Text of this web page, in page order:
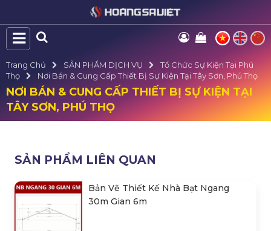
Trang Chủ SẢN PHẨM DỊCH VỤ
Tổ Chức Sự Kiện Tại Phú
Thọ
Nơi Bán & Cung Cấp Thiết Bị Sự Kiện Tại Tây Sơn, Phú Thọ
NƠI BÁN & CUNG CẤP THIẾT BỊ SỰ KIỆN TẠI
TÂY SƠN, PHÚ THỌ
SẢN PHẨM LIÊN QUAN
Bản Vẽ Thiết Kế Nhà Bạt Ngang
30m Gian 6m